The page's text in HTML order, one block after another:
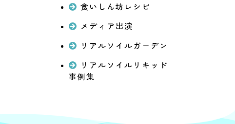
食いしん坊レシピ
メディア出演
リアルソイルガーデン
リアルソイルリキッド
事例集